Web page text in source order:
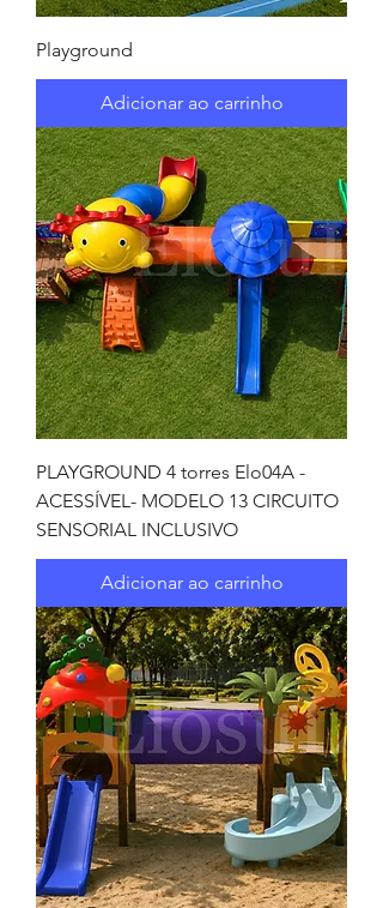
Playground
Adicionar ao carrinho
PLAYGROUND 4 torres Elo04A -
ACESSÍVEL- MODELO 13 CIRCUITO
SENSORIAL INCLUSIVO
Adicionar ao carrinho